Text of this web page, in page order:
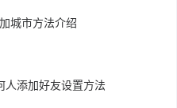
城市方法介绍
人添加好友设置方法